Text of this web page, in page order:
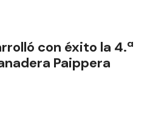
con éxito la 4.ª
Paippera